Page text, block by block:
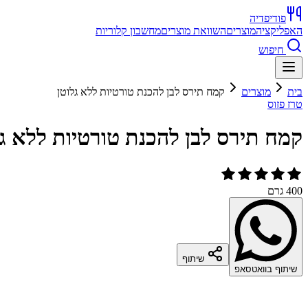
פודיפדיה
האפליקציהמוצריםהשוואת מוצריםמחשבון קלוריות
חיפוש
בית מוצרים
קמח תירס לבן להכנת טורטיות ללא גלוטן
טרז פזוס
קמח תירס לבן להכנת טורטיות ללא
400 גרם
שיתוף בוואטסאפ
שיתוף